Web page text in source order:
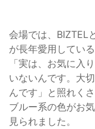
会場では、BIZTEL
が長年愛用してい
「実は、お気に入
いないんです。大
んです」と照れく
ブルー系の色がお
見られました。